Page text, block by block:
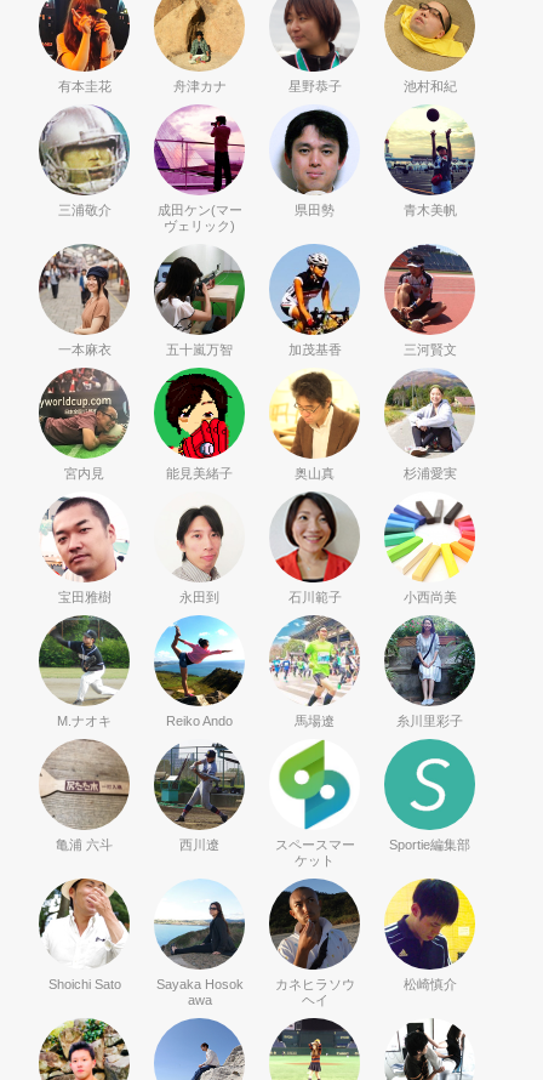
有本圭花 舟津カナ 星野恭子 池村和紀
三浦敬介
成田ケン(マー
ヴェリック)
県田勢 青木美帆
一本麻衣 五十嵐万智 加茂基香 三河賢文
宮内見 能見美緒子 奥山真 杉浦愛実
宝田雅樹 永田到 石川範子 小西尚美
M.ナオキ Reiko Ando 馬場遼 糸川里彩子
亀浦 六斗 西川遼
スペースマー
ケット
Sportie編集部
Shoichi Sato
Sayaka Hosok
awa
カネヒラソウ
ヘイ
松崎慎介